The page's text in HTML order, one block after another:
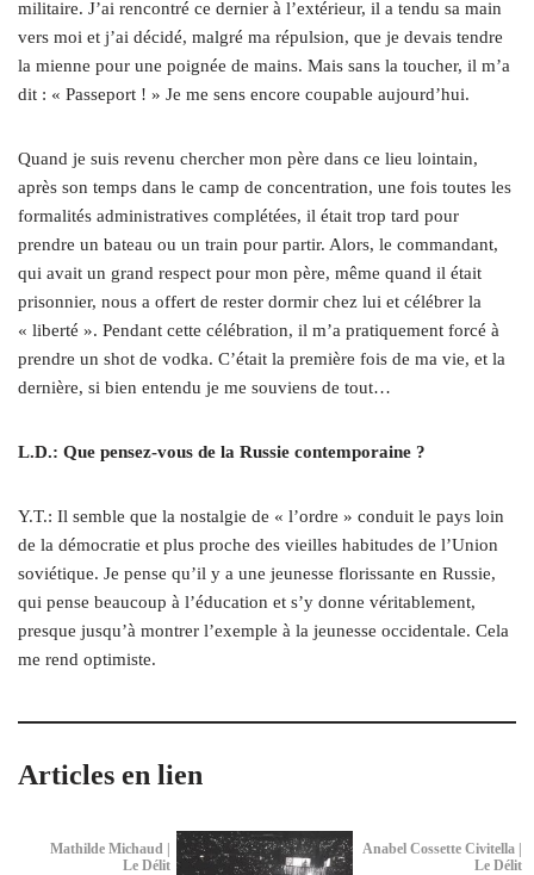
militaire. J’ai rencontré ce dernier à l’extérieur, il a tendu sa main
vers moi et j’ai décidé, malgré ma répulsion, que je devais tendre
la mienne pour une poignée de mains. Mais sans la toucher, il m’a
dit : « Passeport ! » Je me sens encore coupable aujourd’hui.
Quand je suis revenu chercher mon père dans ce lieu lointain,
après son temps dans le camp de concentration, une fois toutes les
formalités administratives complétées, il était trop tard pour
prendre un bateau ou un train pour partir. Alors, le commandant,
qui avait un grand respect pour mon père, même quand il était
prisonnier, nous a offert de rester dormir chez lui et célébrer la
« liberté ». Pendant cette célébration, il m’a pratiquement forcé à
prendre un shot de vodka. C’était la première fois de ma vie, et la
dernière, si bien entendu je me souviens de tout…
L.D.: Que pensez-vous de la Russie contemporaine ?
Y.T.: Il semble que la nostalgie de « l’ordre » conduit le pays loin
de la démocratie et plus proche des vieilles habitudes de l’Union
soviétique. Je pense qu’il y a une jeunesse florissante en Russie,
qui pense beaucoup à l’éducation et s’y donne véritablement,
presque jusqu’à montrer l’exemple à la jeunesse occidentale. Cela
me rend optimiste.
Articles en lien
Mathilde Michaud |
Le Délit
Anabel Cossette Civitella |
Le Délit